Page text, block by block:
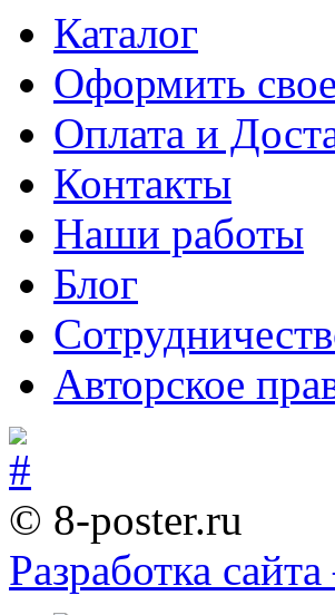
Каталог
Оформить
Оплата и
Контакты
Наши работы
Блог
Авторское
© 8-poster.ru
Разработка